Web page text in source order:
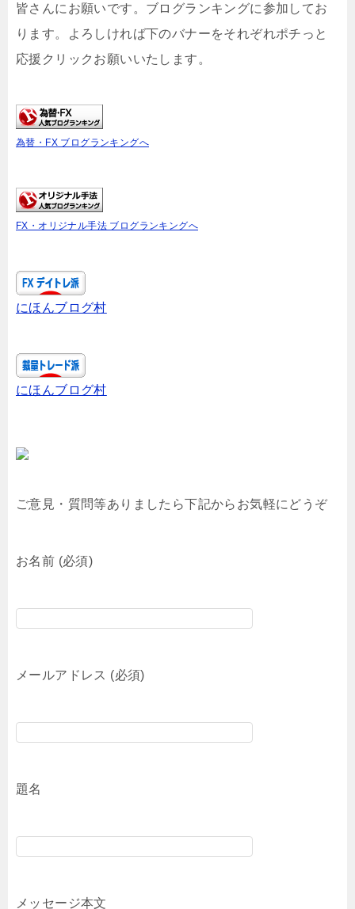
皆さんにお願いです。ブログランキングに参加してお
ります。よろしければ下のバナーをそれぞれポチっと
応援クリックお願いいたします。
為替・FX ブログランキングへ
FX・オリジナル手法 ブログランキングへ
にほんブログ村
にほんブログ村
ご意見・質問等ありましたら下記からお気軽にどうぞ
お名前 (必須)
メールアドレス (必須)
題名
メッセージ本文